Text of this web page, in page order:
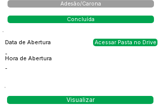
Adesão/Carona
Concluída
Data de Abertura
-
Hora de Abertura
-
Acessar Pasta no Drive
Visualizar